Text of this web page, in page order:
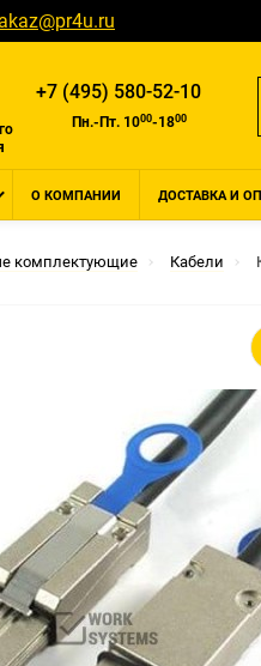
+7 (495) 580-52-10
Пн.-Пт. 1000-1800
О КОМПАНИИ ДОСТАВКА И
комплектующие Кабели